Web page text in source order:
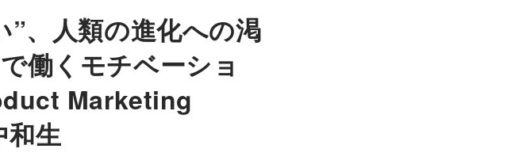
”、人類の進化への渇
働くモチベーショ
Marketing
和生